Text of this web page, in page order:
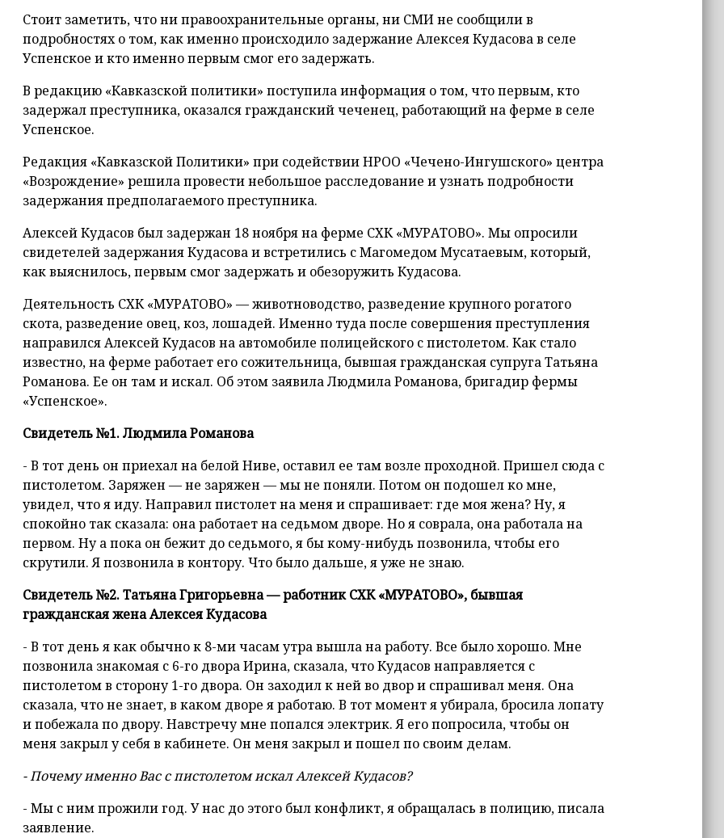
Стоит заметить, что ни правоохранительные органы, ни СМИ не сообщили в
подробностях о том, как именно происходило задержание Алексея Кудасова в селе
Успенское и кто именно первым смог его задержать.
В редакцию «Кавказской политики» поступила информация о том, что первым, кто
задержал преступника, оказался гражданский чеченец, работающий на ферме в селе
Успенское.
Редакция «Кавказской Политики» при содействии НРОО «Чечено-Ингушского» центра
«Возрождение» решила провести небольшое расследование и узнать подробности
задержания предполагаемого преступника.
Алексей Кудасов был задержан 18 ноября на ферме СХК «МУРАТОВО». Мы опросили
свидетелей задержания Кудасова и встретились с Магомедом Мусатаевым, который,
как выяснилось, первым смог задержать и обезоружить Кудасова.
Деятельность СХК «МУРАТОВО» — животноводство, разведение крупного рогатого
скота, разведение овец, коз, лошадей. Именно туда после совершения преступления
направился Алексей Кудасов на автомобиле полицейского с пистолетом. Как стало
известно, на ферме работает его сожительница, бывшая гражданская супруга Татьяна
Романова. Ее он там и искал. Об этом заявила Людмила Романова, бригадир фермы
«Успенское».
Свидетель №1. Людмила Романова
- В тот день он приехал на белой Ниве, оставил ее там возле проходной. Пришел сюда с
пистолетом. Заряжен — не заряжен — мы не поняли. Потом он подошел ко мне,
увидел, что я иду. Направил пистолет на меня и спрашивает: где моя жена? Ну, я
спокойно так сказала: она работает на седьмом дворе. Но я соврала, она работала на
первом. Ну а пока он бежит до седьмого, я бы кому-нибудь позвонила, чтобы его
скрутили. Я позвонила в контору. Что было дальше, я уже не знаю.
Свидетель №2. Татьяна Григорьевна — работник СХК «МУРАТОВО», бывшая
гражданская жена Алексея Кудасова
- В тот день я как обычно к 8-ми часам утра вышла на работу. Все было хорошо. Мне
позвонила знакомая с 6-го двора Ирина, сказала, что Кудасов направляется с
пистолетом в сторону 1-го двора. Он заходил к ней во двор и спрашивал меня. Она
сказала, что не знает, в каком дворе я работаю. В тот момент я убирала, бросила лопату
и побежала по двору. Навстречу мне попался электрик. Я его попросила, чтобы он
меня закрыл у себя в кабинете. Он меня закрыл и пошел по своим делам.
- Почему именно Вас с пистолетом искал Алексей Кудасов?
- Мы с ним прожили год. У нас до этого был конфликт, я обращалась в полицию, писала
заявление.